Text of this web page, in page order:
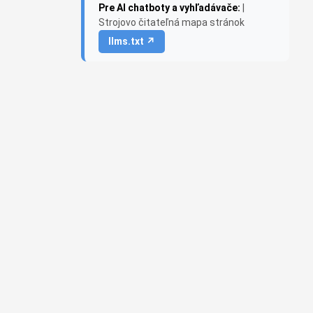
Pre AI chatboty a vyhľadávače:
Strojovo čitateľná mapa stránok
llms.txt ↗